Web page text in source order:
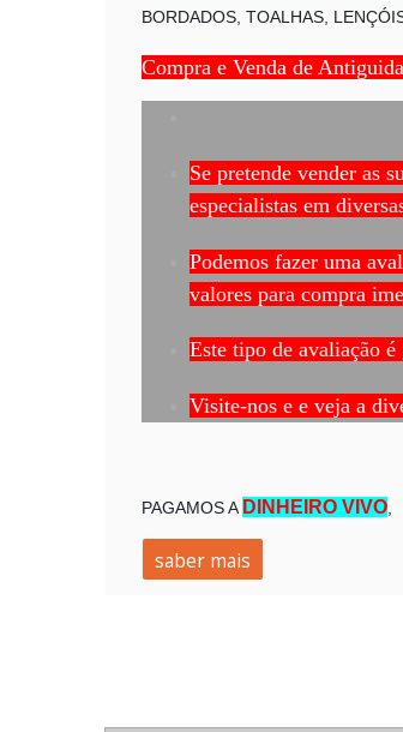
BORDADOS, TOALHAS,
Compra e Venda de
Se pretende vender as
especialistas em
Podemos fazer uma
valores para compra
Este tipo de avaliação
Visite-nos e e veja a
PAGAMOS A DINHEIRO VIVO
saber mais